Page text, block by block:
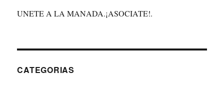
UNETE A LA MANADA.¡ASOCIATE!.
CATEGORIAS